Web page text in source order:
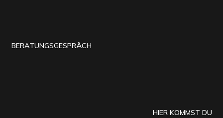
BERATUNGSGESPRÄCH
HIER KOMMST DU